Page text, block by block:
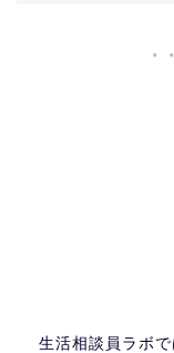
生活相談員ラボ